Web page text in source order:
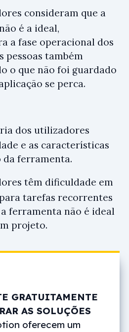
consideram que a
é a ideal,
a fase operacional dos
pessoas também
o que não foi guardado
se perca.
dos utilizadores
e as características
da ferramenta.
têm dificuldade em
tarefas recorrentes
ferramenta não é ideal
projeto.
GRATUITAMENTE
AS SOLUÇÕES
oferecem um